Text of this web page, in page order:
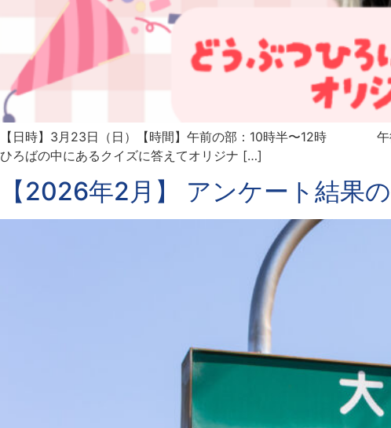
【日時】3月23日（日）【時間】午前の部：10時半〜12時 午
ひろばの中にあるクイズに答えてオリジナ […]
【2026年2月】 アンケート結果